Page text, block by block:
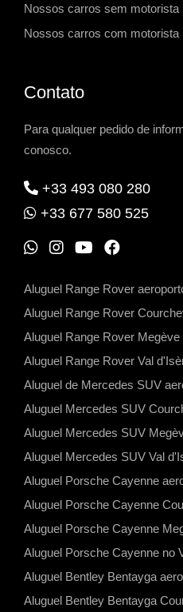
Nossos carros sem motorista
Nossos carros com motorista
Contato
Para qualquer pedido de
conosco.
+33 493 080 280
+33 677 580 525
W
p
p
I
r
a
m
Y
u
b
e
F
o
k
Aluguel Range Rover
Aluguel Range Rover
Aluguel Range Rover Megève
Aluguel Range Rover Val
Aluguel de Mercedes SUV
Aluguel Mercedes SUV
Aluguel Mercedes SUV
Aluguel Mercedes SUV Val
Aluguel Porsche Cayenne
Aluguel Porsche Cayenne
Aluguel Porsche Cayenne
Aluguel Porsche Cayenne no
Aluguel Bentley Bentayga
Aluguel Bentley Bentayga